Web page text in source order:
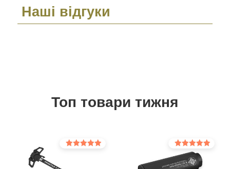
Наші відгуки
Топ товари тижня
Оцінено в
5.00
з 5